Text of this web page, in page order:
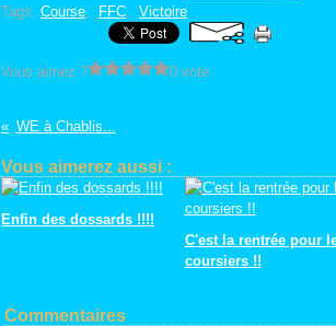
Tags: Course, FFC, Victoire
Vous aimez ? 0 vote
WE à Chablis...
Vous aimerez aussi :
Enfin des dossards !!!!
C'est la rentrée pour
coursiers !!
Commentaires